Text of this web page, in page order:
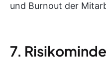
und Burnout der
7.